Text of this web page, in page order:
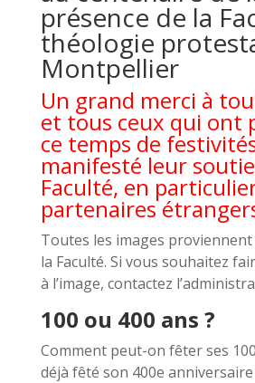
présence de la
théologie
Montpellier
Un grand merci à
et tous ceux qui ont
ce temps de
manifesté leur
Faculté, en
partenaires
Toutes les images proviennent
la Faculté. Si vous souhaitez
à l’image, contactez
100 ou 400 ans ?
Comment peut-on fêter ses
déjà fêté son 400e anniversaire